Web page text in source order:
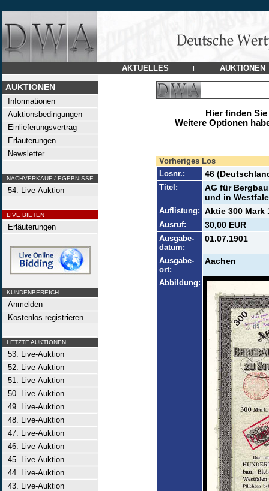
AKTUELLES | AUKTIONEN
AUKTIONEN
Informationen
Auktionsbedingungen
Einlieferungsvertrag
Erläuterungen
Newsletter
NACHVERKAUF / EGEBNISSE
54. Live-Auktion
LIVE BIETEN
Erläuterungen
KUNDENBEREICH
Anmelden
Kostenlos registrieren
LETZTE AUKTIONEN
53. Live-Auktion
52. Live-Auktion
51. Live-Auktion
50. Live-Auktion
49. Live-Auktion
48. Live-Auktion
47. Live-Auktion
46. Live-Auktion
45. Live-Auktion
44. Live-Auktion
43. Live-Auktion
Hier finden
Weitere Optionen
Vorheriges Los
Losnr.:
46
Titel:
AG für
und in
Auflistung: Aktie 300 Mark
Ausruf: 30,00 EUR
Ausgabe-
datum:
01.07.1901
Ausgabe-
ort:
Aachen
Abbildung: